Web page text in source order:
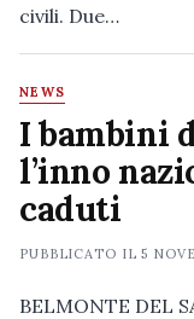
civili. Due…
NEWS
I bambini
l’inno
caduti
PUBBLICATO IL5
BELMONTE DEL